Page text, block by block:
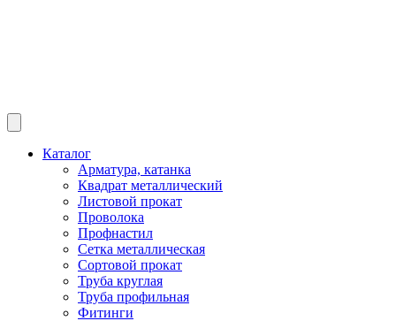
Каталог
Арматура, катанка
Квадрат металлический
Листовой прокат
Проволока
Профнастил
Сетка металлическая
Сортовой прокат
Труба круглая
Труба профильная
Фитинги